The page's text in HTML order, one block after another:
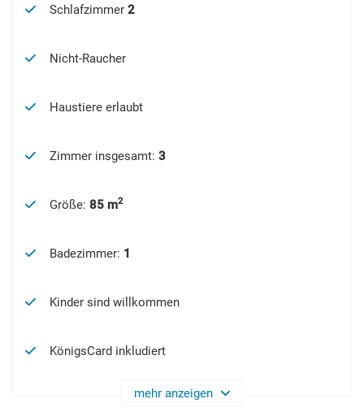
Schlafzimmer 2
Nicht-Raucher
Haustiere erlaubt
Zimmer insgesamt: 3
Größe: 85 m2
Badezimmer: 1
Kinder sind willkommen
KönigsCard inkludiert
mehr anzeigen